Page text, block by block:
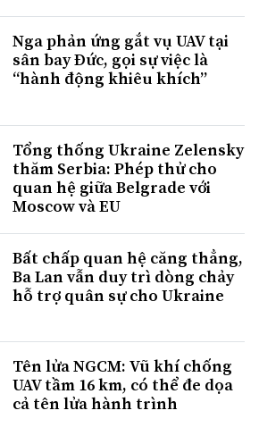
Nga phản ứng gắt vụ UAV tại
sân bay Đức, gọi sự việc là
“hành động khiêu khích”
Tổng thống Ukraine Zelensky
thăm Serbia: Phép thử cho
quan hệ giữa Belgrade với
Moscow và EU
Bất chấp quan hệ căng thẳng,
Ba Lan vẫn duy trì dòng chảy
hỗ trợ quân sự cho Ukraine
Tên lửa NGCM: Vũ khí chống
UAV tầm 16 km, có thể đe dọa
cả tên lửa hành trình